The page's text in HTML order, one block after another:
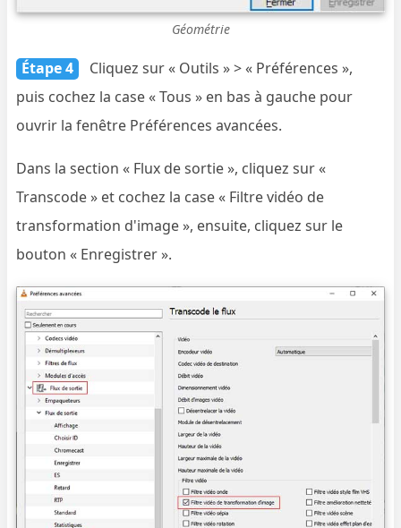
Géométrie
Étape 4
Cliquez sur « Outils » > « Préférences »,
puis cochez la case « Tous » en bas à gauche pour
ouvrir la fenêtre Préférences avancées.
Dans la section « Flux de sortie », cliquez sur «
Transcode » et cochez la case « Filtre vidéo de
transformation d'image », ensuite, cliquez sur le
bouton « Enregistrer ».